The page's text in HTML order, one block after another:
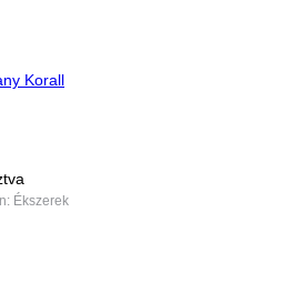
Korall
Ékszerek